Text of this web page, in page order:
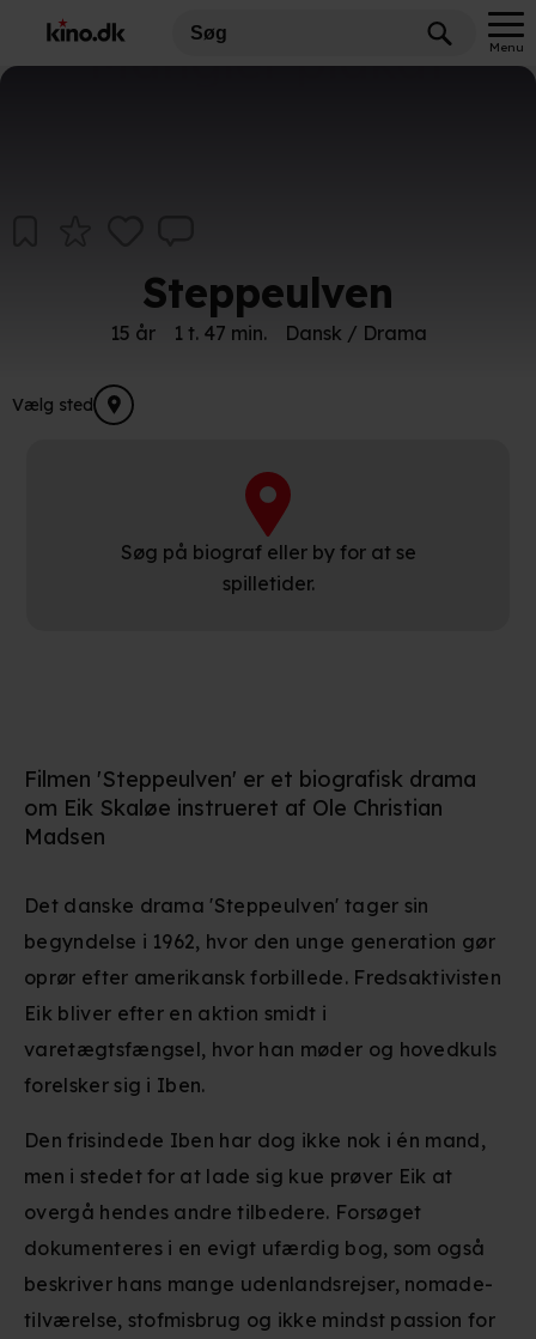
Menu
Mangler plakat
Steppeulven
15 år 1 t. 47 min. Dansk / Drama
Vælg sted
Søg på biograf eller by for at se
spilletider.
Filmen 'Steppeulven' er et biografisk drama
om Eik Skaløe instrueret af Ole Christian
Madsen
Det danske drama 'Steppeulven' tager sin
begyndelse i 1962, hvor den unge generation gør
oprør efter amerikansk forbillede. Fredsaktivisten
Eik bliver efter en aktion smidt i
varetægtsfængsel, hvor han møder og hovedkuls
forelsker sig i Iben.
Den frisindede Iben har dog ikke nok i én mand,
men i stedet for at lade sig kue prøver Eik at
overgå hendes andre tilbedere. Forsøget
dokumenteres i en evigt ufærdig bog, som også
beskriver hans mange udenlandsrejser, nomade-
tilværelse, stofmisbrug og ikke mindst passion for